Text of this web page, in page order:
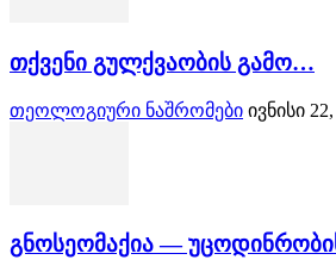
თქვენი გულქვაობის გამო…
თეოლოგიური ნაშრომები ივნისი
გნოსეომაქია —